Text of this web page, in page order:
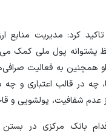
کرد: مدیریت منابع
پشتوانه پول ملی کمک
همچنین به فعالیت
چه در قالب اعتباری و چه
عدم شفافیت، پولشویی و
بانک مرکزی در بستن